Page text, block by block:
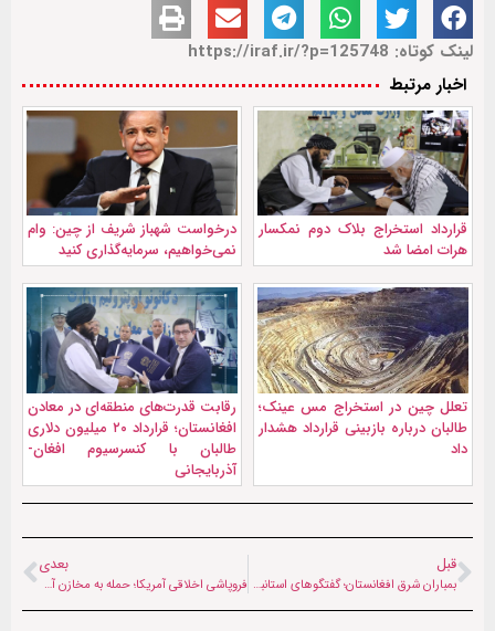
لینک کوتاه: https://iraf.ir/?p=125748
اخبار مرتبط
قرارداد استخراج بلاک دوم نمکسار
هرات امضا شد
درخواست شهباز شریف از چین: وام
نمی‌خواهیم، سرمایه‌گذاری کنید
تعلل چین در استخراج مس عینک؛
طالبان درباره بازبینی قرارداد هشدار
داد
رقابت قدرت‌های منطقه‌ای در معادن
افغانستان؛ قرارداد ۲۰ میلیون دلاری
طالبان با کنسرسیوم افغان-
آذربایجانی
قبل
بمباران شرق افغانستان؛ گفتگوهای استانبول شکست خورد؟
بعدی
فروپاشی اخلاقی آمریکا؛ حمله به مخازن آب، جنایت جنگی است